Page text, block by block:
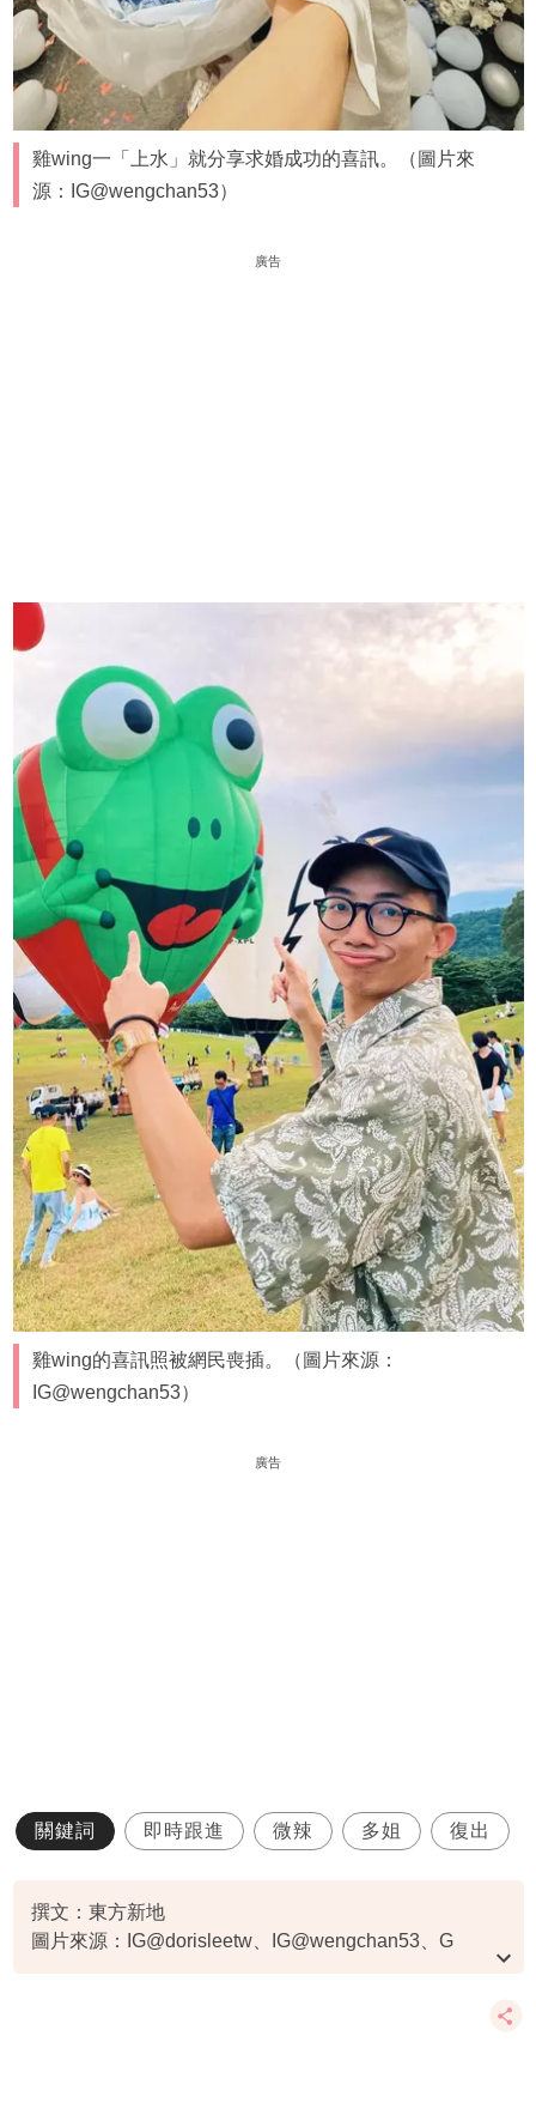
雞wing一「上水」就分享求婚成功的喜訊。（圖片來
源：IG@wengchan53）
廣告
雞wing的喜訊照被網民喪插。（圖片來源：
IG@wengchan53）
廣告
關鍵詞 即時跟進 微辣 多姐 復出
撰文：東方新地
圖片來源：IG@dorisleetw、IG@wengchan53、G